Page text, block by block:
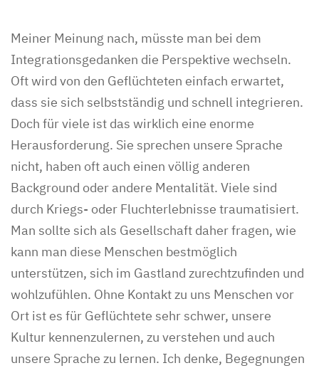
Meiner Meinung nach, müsste man bei dem
Integrationsgedanken die Perspektive wechseln.
Oft wird von den Geflüchteten einfach erwartet,
dass sie sich selbstständig und schnell integrieren.
Doch für viele ist das wirklich eine enorme
Herausforderung. Sie sprechen unsere Sprache
nicht, haben oft auch einen völlig anderen
Background oder andere Mentalität. Viele sind
durch Kriegs- oder Fluchterlebnisse traumatisiert.
Man sollte sich als Gesellschaft daher fragen, wie
kann man diese Menschen bestmöglich
unterstützen, sich im Gastland zurechtzufinden und
wohlzufühlen. Ohne Kontakt zu uns Menschen vor
Ort ist es für Geflüchtete sehr schwer, unsere
Kultur kennenzulernen, zu verstehen und auch
unsere Sprache zu lernen. Ich denke, Begegnungen